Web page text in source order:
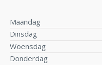
Maandag
Dinsdag
Woensdag
Donderdag